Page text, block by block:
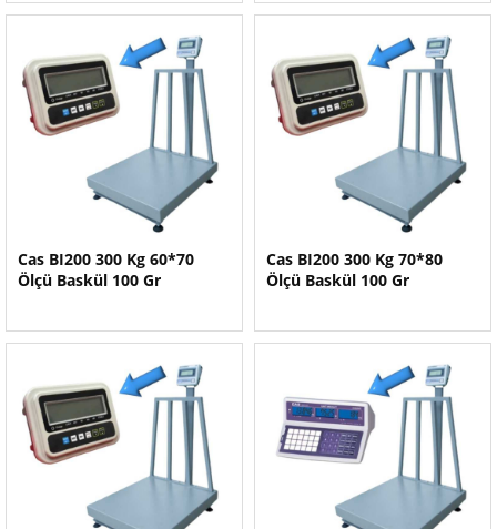
Cas BI200 300 Kg 60*70
Ölçü Baskül 100 Gr
Cas BI200 300 Kg 70*80
Ölçü Baskül 100 Gr